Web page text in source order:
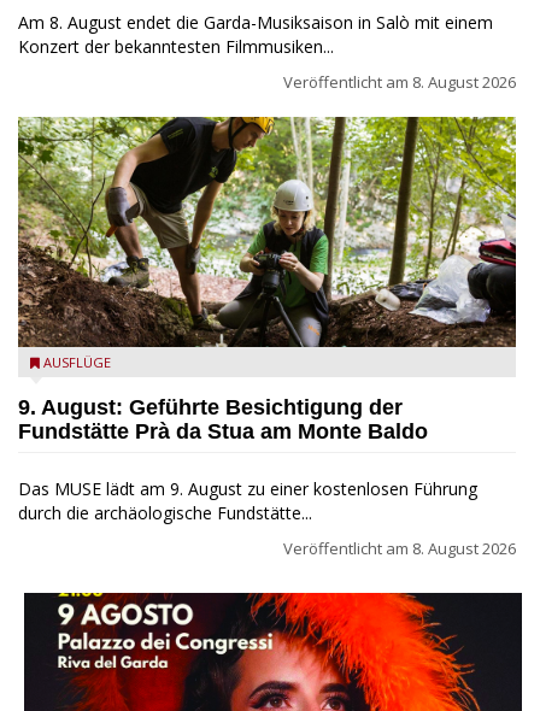
Am 8. August endet die Garda-Musiksaison in Salò mit einem
Konzert der bekanntesten Filmmusiken...
Veröffentlicht am 8. August 2026
die archäologische Fundstätte Riparo Prà da Stua am Monte
AUSFLÜGE
9. August: Geführte Besichtigung der
Fundstätte Prà da Stua am Monte Baldo
Das MUSE lädt am 9. August zu einer kostenlosen Führung
durch die archäologische Fundstätte...
Veröffentlicht am 8. August 2026